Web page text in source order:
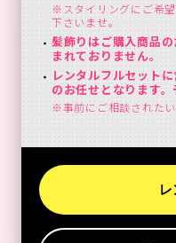
※スタイリングにご希
下さいませ。
髪飾りはご購入商品
まれておりません。
レンタルフルセット
のお任せとなります
※事前にご相談された